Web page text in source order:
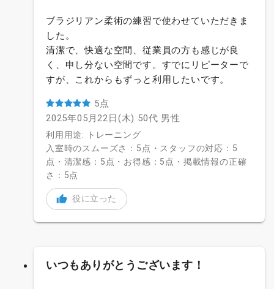
ブラジリアン柔術の練習で使わせていただきま
した。
清潔で、快適な空間、従業員の方も感じが良
く、申し分ない空間です。すでにリピーターで
すが、これからもずっと利用したいです。
5点
2025年05月22日(木) 50代 男性
利用用途: トレーニング
入室時のスムーズさ：5点・スタッフの対応：5
点・清潔感：5点・お得感：5点・掲載情報の正確
さ：5点
役に立った
いつもありがとうございます！